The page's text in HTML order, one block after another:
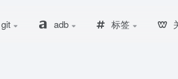
git adb 标签